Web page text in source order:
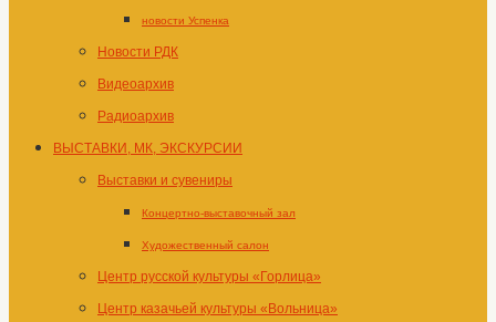
новости Успенка
Новости РДК
Видеоархив
Радиоархив
ВЫСТАВКИ, МК, ЭКСКУРСИИ
Выставки и сувениры
Концертно-выставочный зал
Художественный салон
Центр русской культуры «Горлица»
Центр казачьей культуры «Вольница»